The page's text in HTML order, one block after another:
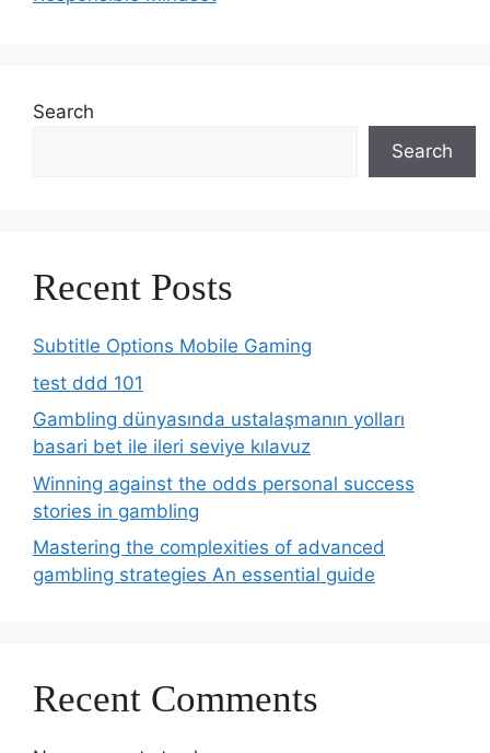
Search
Search
Recent Posts
Subtitle Options Mobile Gaming
test ddd 101
Gambling dünyasında ustalaşmanın yolları
basari bet ile ileri seviye kılavuz
Winning against the odds personal success
stories in gambling
Mastering the complexities of advanced
gambling strategies An essential guide
Recent Comments